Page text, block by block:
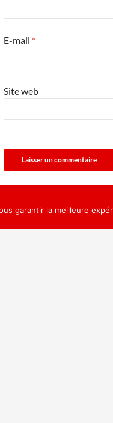
E-mail *
Site web
garantir la meilleure